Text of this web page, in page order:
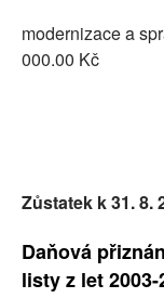
modernizace a
000.00 Kč
Zůstatek k 31. 8.
Daňová
listy z let 2003-